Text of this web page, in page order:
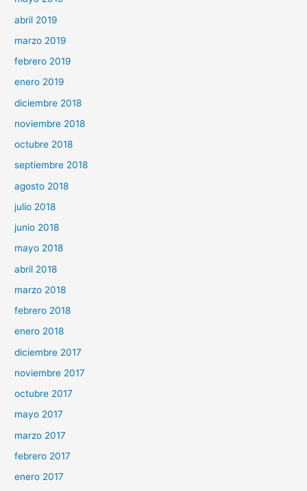
abril 2019
marzo 2019
febrero 2019
enero 2019
diciembre 2018
noviembre 2018
octubre 2018
septiembre 2018
agosto 2018
julio 2018
junio 2018
mayo 2018
abril 2018
marzo 2018
febrero 2018
enero 2018
diciembre 2017
noviembre 2017
octubre 2017
mayo 2017
marzo 2017
febrero 2017
enero 2017